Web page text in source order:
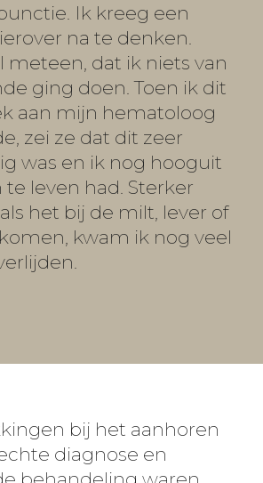
Ik kreeg een
na te denken.
meteen, dat ik niets van
ging doen. Toen ik dit
aan mijn hematoloog
zei ze dat dit zeer
was en ik nog hooguit
leven had. Sterker
het bij de milt, lever of
kwam ik nog veel
bij het aanhoren
diagnose en